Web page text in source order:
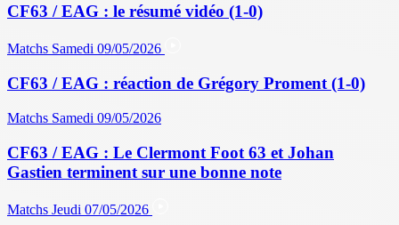
CF63 / EAG : le résumé vidéo (1-0)
Matchs Samedi 09/05/2026
CF63 / EAG : réaction de Grégory Proment (1-0)
Matchs Samedi 09/05/2026
CF63 / EAG : Le Clermont Foot 63 et Johan
Gastien terminent sur une bonne note
Matchs Jeudi 07/05/2026